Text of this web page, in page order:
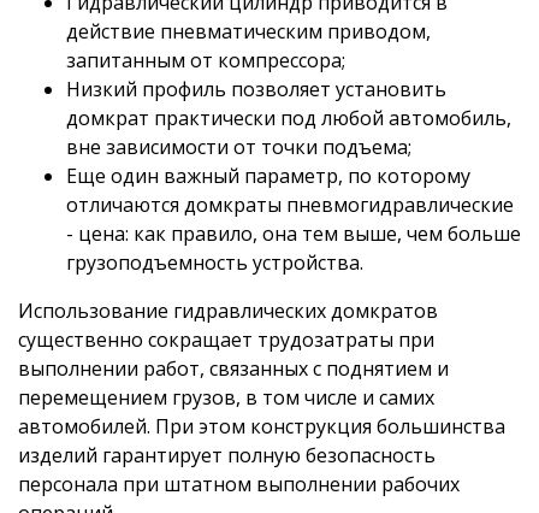
действие пневматическим приводом,
запитанным от компрессора;
Низкий профиль позволяет установить
домкрат практически под любой автомобиль,
вне зависимости от точки подъема;
Еще один важный параметр, по которому
отличаются домкраты пневмогидравлические
- цена: как правило, она тем выше, чем больше
грузоподъемность устройства.
Использование гидравлических домкратов
существенно сокращает трудозатраты при
выполнении работ, связанных с поднятием и
перемещением грузов, в том числе и самих
автомобилей. При этом конструкция большинства
изделий гарантирует полную безопасность
персонала при штатном выполнении рабочих